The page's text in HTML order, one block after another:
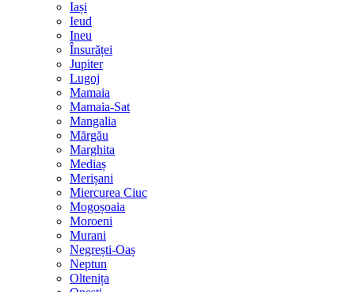
Iași
Ieud
Ineu
Însurăței
Jupiter
Lugoj
Mamaia
Mamaia-Sat
Mangalia
Mărgău
Marghita
Mediaș
Merișani
Miercurea Ciuc
Mogoșoaia
Moroeni
Murani
Negrești-Oaș
Neptun
Oltenița